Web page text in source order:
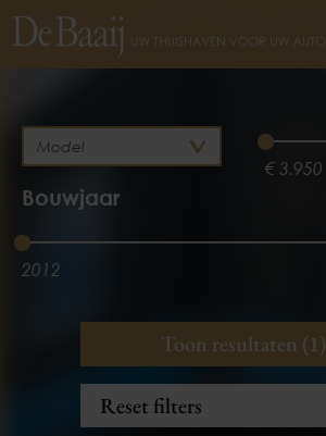
€ 3.950
Bouwjaar
2012
3.100 km
Toon resultaten (1)
Reset filters